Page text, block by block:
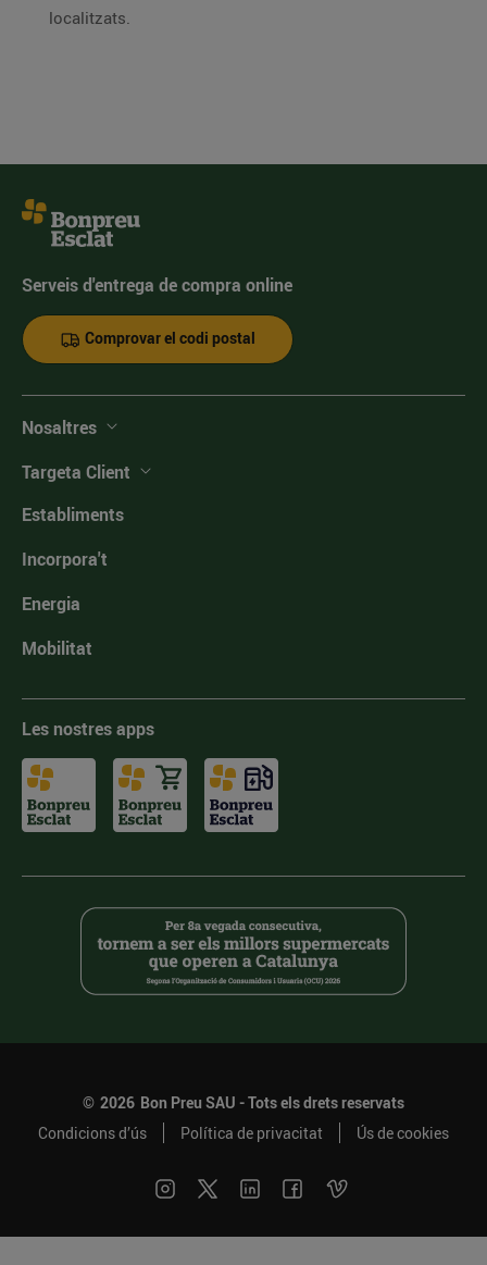
localitzats.
Serveis d'entrega de compra online
Comprovar el codi postal
Nosaltres
Targeta Client
Establiments
Incorpora't
Energia
Mobilitat
Les nostres apps
© 2026 Bon Preu SAU - Tots els drets reservats
Condicions d’ús
Política de privacitat Ús de cookies